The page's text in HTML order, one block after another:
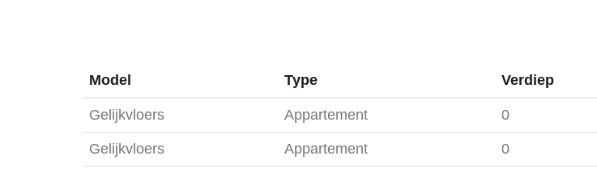
Model Type Verdiep
Gelijkvloers Appartement 0
Gelijkvloers Appartement 0